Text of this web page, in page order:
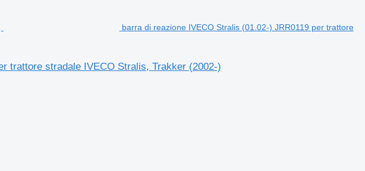
barra di reazione IVECO Stralis (01.02-) JRR0119 per trattore
trattore stradale IVECO Stralis, Trakker (2002-)